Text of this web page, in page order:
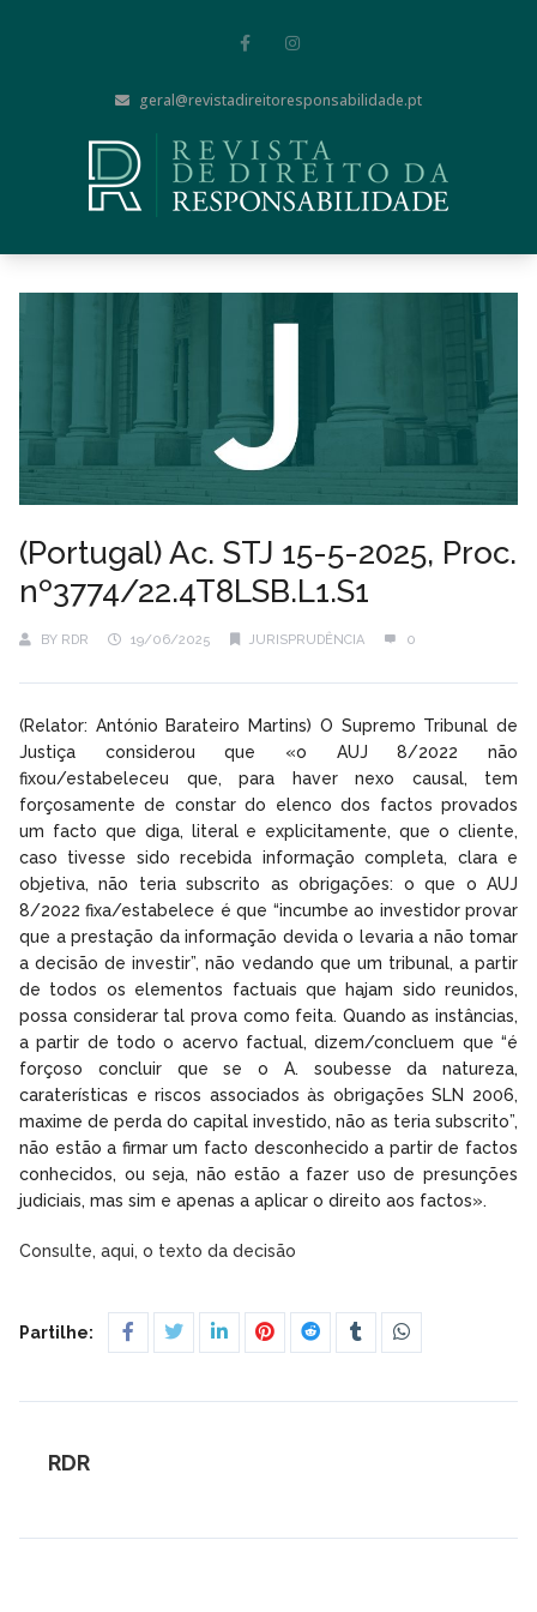
geral@revistadireitoresponsabilidade.pt
(Portugal) Ac. STJ 15-5-2025, Proc.
nº3774/22.4T8LSB.L1.S1
BY RDR 19/06/2025 JURISPRUDÊNCIA 0
(Relator: António Barateiro Martins) O Supremo Tribunal de
Justiça considerou que «o AUJ 8/2022 não
fixou/estabeleceu que, para haver nexo causal, tem
forçosamente de constar do elenco dos factos provados
um facto que diga, literal e explicitamente, que o cliente,
caso tivesse sido recebida informação completa, clara e
objetiva, não teria subscrito as obrigações: o que o AUJ
8/2022 fixa/estabelece é que “incumbe ao investidor provar
que a prestação da informação devida o levaria a não tomar
a decisão de investir”, não vedando que um tribunal, a partir
de todos os elementos factuais que hajam sido reunidos,
possa considerar tal prova como feita. Quando as instâncias,
a partir de todo o acervo factual, dizem/concluem que “é
forçoso concluir que se o A. soubesse da natureza,
caraterísticas e riscos associados às obrigações SLN 2006,
maxime de perda do capital investido, não as teria subscrito”,
não estão a firmar um facto desconhecido a partir de factos
conhecidos, ou seja, não estão a fazer uso de presunções
judiciais, mas sim e apenas a aplicar o direito aos factos».
Consulte, aqui, o texto da decisão
Partilhe:
RDR